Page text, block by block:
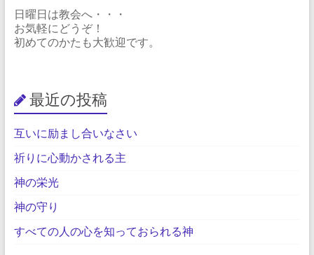
日曜日は教会へ・・・
お気軽にどうぞ！
初めてのかたも大歓迎です。
最近の投稿
互いに励まし合いなさい
祈りに心動かされる主
神の栄光
神の守り
すべての人の心を知っておられる神